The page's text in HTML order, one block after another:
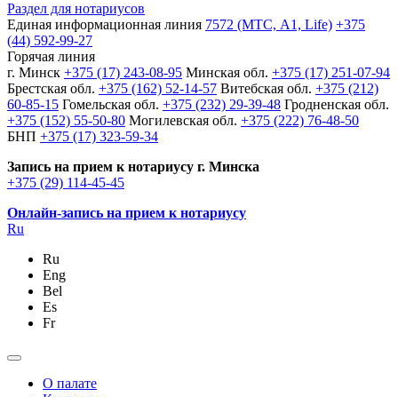
Раздел для нотариусов
Единая информационная линия 7572 (МТС, A1, Life) +375
(44) 592-99-27
Горячая линия
г. Минск +375 (17) 243-08-95 Минская обл. +375 (17) 251-07-94
Брестская обл. +375 (162) 52-14-57 Витебская обл. +375 (212)
60-85-15 Гомельская обл. +375 (232) 29-39-48 Гродненская обл.
+375 (152) 55-50-80 Могилевская обл. +375 (222) 76-48-50
БНП +375 (17) 323-59-34
Запись на прием к нотариусу г. Минска
+375 (29) 114-45-45
Онлайн-запись на прием к нотариусу
Ru
Ru
Eng
Bel
Es
Fr
О палате